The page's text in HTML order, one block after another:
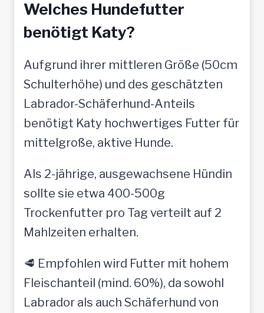
Welches Hundefutter
benötigt Katy?
Aufgrund ihrer mittleren Größe (50cm
Schulterhöhe) und des geschätzten
Labrador-Schäferhund-Anteils
benötigt Katy hochwertiges Futter für
mittelgroße, aktive Hunde.
Als 2-jährige, ausgewachsene Hündin
sollte sie etwa 400-500g
Trockenfutter pro Tag verteilt auf 2
Mahlzeiten erhalten.
🥩 Empfohlen wird Futter mit hohem
Fleischanteil (mind. 60%), da sowohl
Labrador als auch Schäferhund von